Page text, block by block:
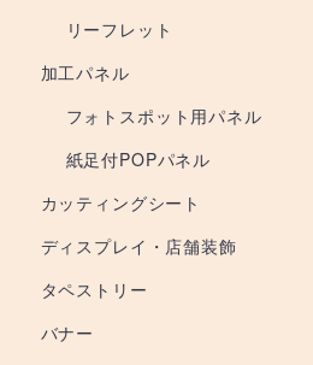
リーフレット
加工パネル
フォトスポット用パネル
紙足付POPパネル
カッティングシート
ディスプレイ・店舗装飾
タペストリー
バナー